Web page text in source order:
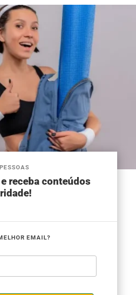
receba conteúdos
EMAIL?